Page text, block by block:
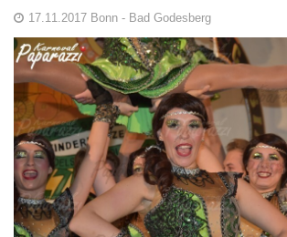
17.11.2017 Bonn - Bad Godesberg